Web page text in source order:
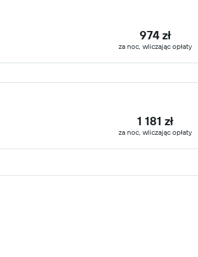
974 zł
za noc, wliczając opłaty
1 181 zł
za noc, wliczając opłaty